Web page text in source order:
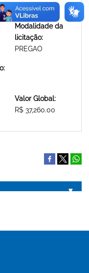
Modalidade da
licitação:
PREGAO
Valor Global:
R$ 37,260.00